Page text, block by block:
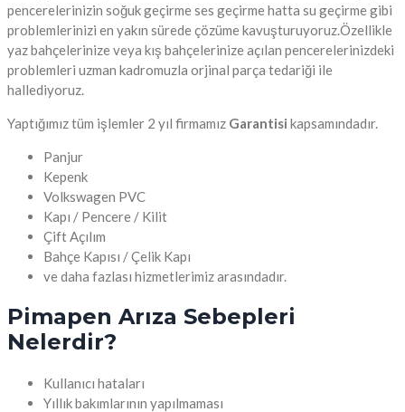
pencerelerinizin soğuk geçirme ses geçirme hatta su geçirme gibi
problemlerinizi en yakın sürede çözüme kavuşturuyoruz.Özellikle
yaz bahçelerinize veya kış bahçelerinize açılan pencerelerinizdeki
problemleri uzman kadromuzla orjinal parça tedariği ile
hallediyoruz.
Yaptığımız tüm işlemler 2 yıl firmamız Garantisi kapsamındadır.
Panjur
Kepenk
Volkswagen PVC
Kapı / Pencere / Kilit
Çift Açılım
Bahçe Kapısı / Çelik Kapı
ve daha fazlası hizmetlerimiz arasındadır.
Pimapen Arıza Sebepleri
Nelerdir?
Kullanıcı hataları
Yıllık bakımlarının yapılmaması